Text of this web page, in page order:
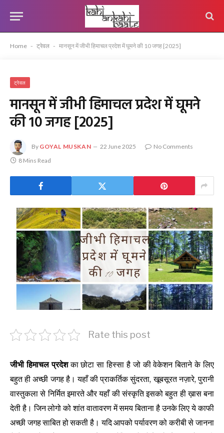
Home - ट्रेवल - मानसून में जीभी हिमाचल प्रदेश में घूमने की 10 जगह [2025]
ट्रेवल
मानसून में जीभी हिमाचल प्रदेश में घूमने
की 10 जगह [2025]
By GOYAL MUSKAN 22 June 2025
No Comments
8 Mins Read
Rate this post
जीभी हिमाचल प्रदेशका छोटा सा हिस्सा है जो की वेकेशन बिताने के लिए
बहुत ही अच्छी जगह है। यहाँ की प्राकर्तिक सुंदरता, खूबसूरत नज़ारे, पुरानी
वास्तुकला से निर्मित इमारते और यहाँ की संस्कृति इसको बहुत ही ख़ास बना
देती है। जिन लोगो को शांत वातावरण में समय बिताना है उनके लिए ये काफी
अच्छी जगह साबित होसकतीहै। यदि आपको पर्यावरण को करीबी से जानना